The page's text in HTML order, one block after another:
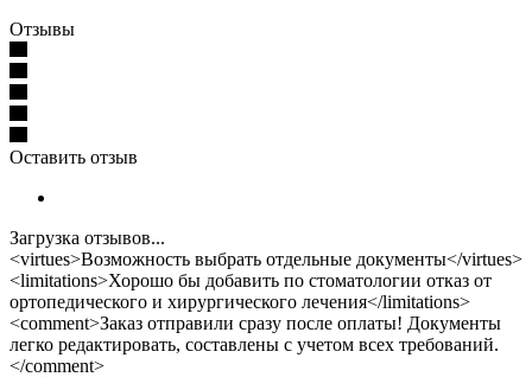
Отзывы
Оставить отзыв
Загрузка отзывов...
<virtues>Возможность выбрать отдельные документы</virtues>
<limitations>Хорошо бы добавить по стоматологии отказ от
ортопедического и хирургического лечения</limitations>
<comment>Заказ отправили сразу после оплаты! Документы
легко редактировать, составлены с учетом всех требований.
</comment>